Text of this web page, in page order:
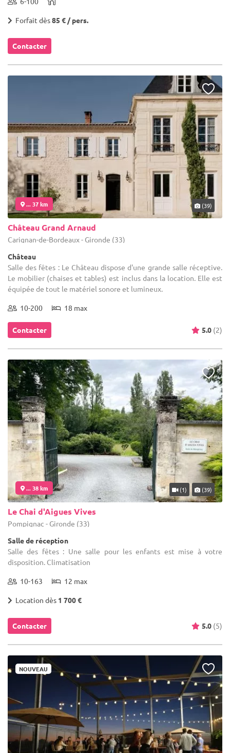
Forfait dès85 € / pers.
Contacter
... 37 km (39)
Château Grand Arnaud
Carignan-de-Bordeaux - Gironde (33)
Château
Salle des fêtes : Le Château dispose d'une grande salle réceptive.
Le mobilier (chaises et tables) est inclus dans la location. Elle est
équipée de tout le matériel sonore et lumineux.
10-200 18 max
Contacter 5.0 (2)
... 38 km (1) (39)
Le Chai d'Aigues Vives
Pompignac - Gironde (33)
Salle de réception
Salle des fêtes : Une salle pour les enfants est mise à votre
disposition. Climatisation
10-163 12 max
Location dès 1 700 €
Contacter 5.0 (5)
NOUVEAU